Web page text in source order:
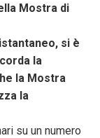
Mostra di
si è
la
la Mostra
la
su un numero